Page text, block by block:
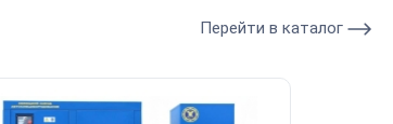
Перейти в каталог